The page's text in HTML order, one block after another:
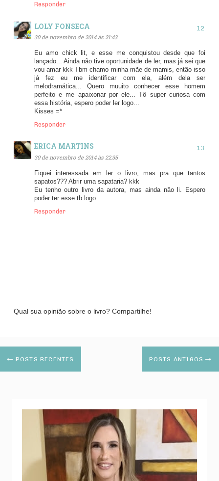
Responder
LOLY FONSECA
30 de novembro de 2014 às 21:43
Eu amo chick lit, e esse me conquistou desde que foi
lançado... Ainda não tive oportunidade de ler, mas já sei que
vou amar kkk Tbm chamo minha mãe de mamis, então isso
já fez eu me identificar com ela, além dela ser
melodramática... Quero muuito conhecer esse homem
perfeito e me apaixonar por ele... Tô super curiosa com
essa história, espero poder ler logo...
Kisses =*
Responder
ERICA MARTINS
30 de novembro de 2014 às 22:35
Fiquei interessada em ler o livro, mas pra que tantos
sapatos??? Abrir uma sapataria? kkk
Eu tenho outro livro da autora, mas ainda não li. Espero
poder ter esse tb logo.
Responder
Qual sua opinião sobre o livro? Compartilhe!
POSTS RECENTES POSTS ANTIGOS